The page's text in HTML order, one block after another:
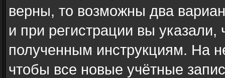
верны, то возможны два
и при регистрации вы
полученным инструкциям. На
чтобы все новые учётные